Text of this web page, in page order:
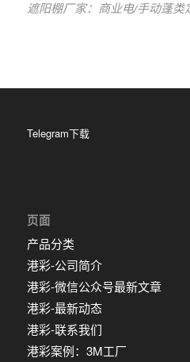
遮阳棚厂家：商业电/手动蓬类
Telegram下载
页面
产品分类
港彩-公司简介
港彩-微信公众号最新文章
港彩-最新动态
港彩-联系我们
港彩案例：3M工厂